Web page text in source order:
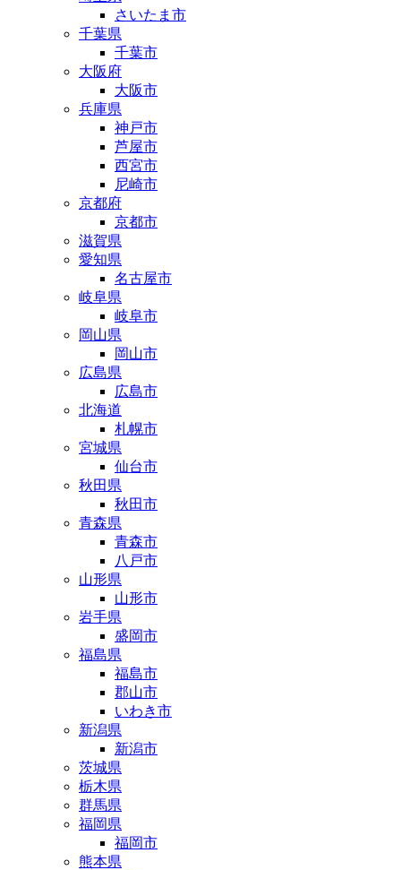
さいたま市
千葉県
千葉市
大阪府
大阪市
兵庫県
神戸市
芦屋市
西宮市
尼崎市
京都府
京都市
滋賀県
愛知県
名古屋市
岐阜県
岐阜市
岡山県
岡山市
広島県
広島市
北海道
札幌市
宮城県
仙台市
秋田県
秋田市
青森県
青森市
八戸市
山形県
山形市
岩手県
盛岡市
福島県
福島市
郡山市
いわき市
新潟県
新潟市
茨城県
栃木県
群馬県
福岡県
福岡市
熊本県